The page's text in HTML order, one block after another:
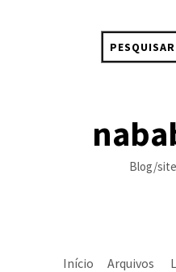
por:
Blog/
Início Arquivos